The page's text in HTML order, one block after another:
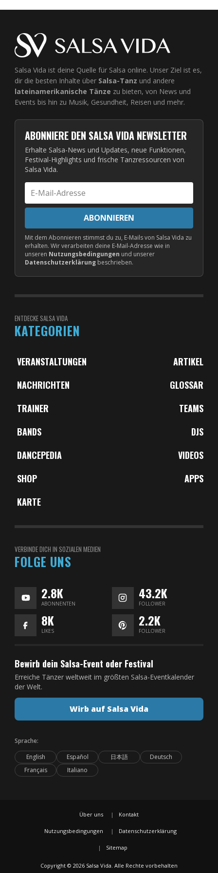
Salsa Vida ist deine Quelle für Salsa online. Unser Ziel ist es,
dir die besten Inhalte über Salsa-Tanz und andere
lateinamerikanische Tänze zu bieten, von News und
Events bis hin zu Musik, Gesundheit, Reisen und mehr.
ABONNIERE DEN SALSA VIDA NEWSLETTER
Erhalte Salsa-News und Updates, neue Funktionen,
Festival-Highlights und frische Tanzressourcen von
Salsa Vida.
E-
Mail-
Adresse
ABONNIEREN
Mit dem Abonnieren stimmst du zu, E-Mails von Salsa Vida zu
erhalten. Wir verarbeiten deine E-Mail-Adresse wie in
unseren Nutzungsbedingungen und unserer
Datenschutzerklärung beschrieben.
ENTDECKE SALSA VIDA
KATEGORIEN
ARTIKEL
VERANSTALTUNGEN
GLOSSAR
NACHRICHTEN
TEAMS
TRAINER
DJS
BANDS
VIDEOS
DANCEPEDIA
APPS
SHOP
KARTE
VERBINDE DICH IN SOZIALEN MEDIEN
FOLGE UNS
2.8K
ABONNENTEN
43.2K
FOLLOWER
8K
LIKES
2.2K
FOLLOWER
Bewirb dein Salsa-Event oder Festival
Erreiche Tänzer weltweit im größten Salsa-Eventkalender
der Welt.
Wirb auf Salsa Vida
Sprache:
English
Español 日本語
Deutsch
Français
Italiano
Über uns Kontakt
Nutzungsbedingungen Datenschutzerklärung
Sitemap
Copyright © 2026 Salsa Vida. Alle Rechte vorbehalten